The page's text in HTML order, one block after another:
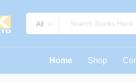
All
Home Shop
Reviews (0)